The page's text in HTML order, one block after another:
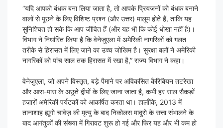
“यदि आपको बंधक बना लिया जाता है, तो आपके प्रियजनों को बंधक बनाने
वालों से पूछने के लिए विशिष्ट प्रश्न (और उत्तर) मालूम होते हैं, ताकि यह
सुनिश्चित हो सके कि आप जीवित हैं (और यह भी कि कोई धोखा नहीं है)।
विभाग ने निर्धारित किया है कि वेनेजुएला में अमेरिकी नागरिकों को गलत
तरीके से हिरासत में लिए जाने का उच्च जोखिम है। सुरक्षा बलों ने अमेरिकी
नागरिकों को पांच साल तक हिरासत में रखा है,” राज्य विभाग ने कहा।
वेनेजुएला, जो अपने विस्तृत, बड़े पैमाने पर अविकसित कैरिबियन तटरेखा
और आस-पास के अछूते द्वीपों के लिए जाना जाता है, कभी हर साल सैकड़ों
हज़ारों अमेरिकी पर्यटकों को आकर्षित करता था। हालाँकि, 2013 में
तानाशाह ह्यूगो चावेज़ की मृत्यु के बाद निकोलस मादुरो के सत्ता संभालने के
बाद आगंतुकों की संख्या में गिरावट शुरू हो गई और फिर यह और भी कम हो